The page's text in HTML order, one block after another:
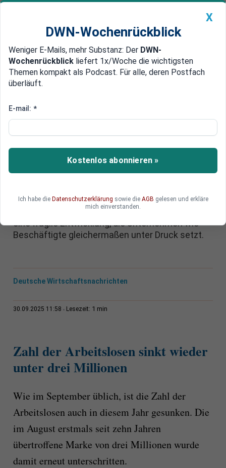
Newsticker MEIN DWN: Geldanlage Premium
Edelmetalle DWN-Magazin China
Arbeitslosigkeit in Deutschland:
Millionen
Die Zahl der Arbeitslosen ist im September
gesunken, doch der Rückgang wirkt trügerisch.
Entlastung, doch im Vergleich zum Vorjahr bleibt
die Lage angespannt. Hinter den Zahlen steckt
eine fragile Entwicklung, die Unternehmen wie
Beschäftigte gleichermaßen unter Druck setzt.
Deutsche Wirtschaftsnachrichten
30.09.2025 11:58 Lesezeit: 1 min
Zahl der Arbeitslosen sinkt wieder
unter drei Millionen
Wie im September üblich, ist die Zahl der
Arbeitslosen auch in diesem Jahr gesunken. Die
im August erstmals seit zehn Jahren
übertroffene Marke von drei Millionen wurde
damit erneut unterschritten.
X
DWN-Wochenrückblick
Weniger E-Mails, mehr Substanz: Der DWN-
Wochenrückblick liefert 1x/Woche die wichtigsten
Themen kompakt als Podcast. Für alle, deren Postfach
überläuft.
E-mail: *
Kostenlos abonnieren »
Ich habe die Datenschutzerklärung sowie die AGB gelesen und erkläre
mich einverstanden.